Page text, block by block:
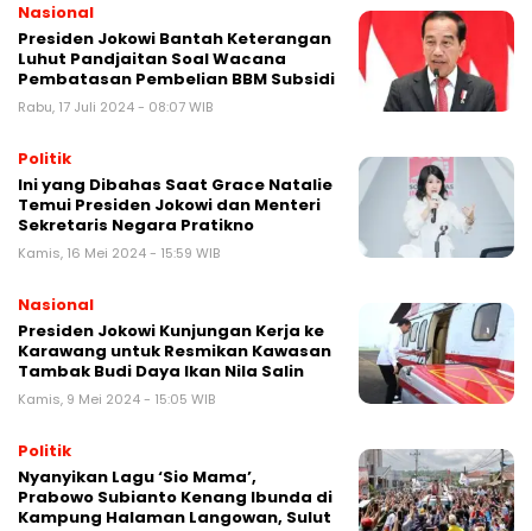
Nasional
Presiden Jokowi Bantah Keterangan
Luhut Pandjaitan Soal Wacana
Pembatasan Pembelian BBM Subsidi
Rabu, 17 Juli 2024 - 08:07 WIB
Politik
Ini yang Dibahas Saat Grace Natalie
Temui Presiden Jokowi dan Menteri
Sekretaris Negara Pratikno
Kamis, 16 Mei 2024 - 15:59 WIB
Nasional
Presiden Jokowi Kunjungan Kerja ke
Karawang untuk Resmikan Kawasan
Tambak Budi Daya Ikan Nila Salin
Kamis, 9 Mei 2024 - 15:05 WIB
Politik
Nyanyikan Lagu ‘Sio Mama’,
Prabowo Subianto Kenang Ibunda di
Kampung Halaman Langowan, Sulut